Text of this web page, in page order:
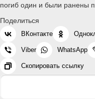
погиб один и были ранены
Поделиться
ВКонтакте
Viber WhatsApp
Скопировать ссылку